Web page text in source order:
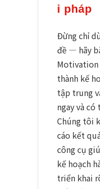
i pháp
Đừng chỉ
đề — hãy
Motivation
thành kế
tập trung
ngay và có
Chúng tôi
cáo kết
công cụ
kế hoạch
triển khai